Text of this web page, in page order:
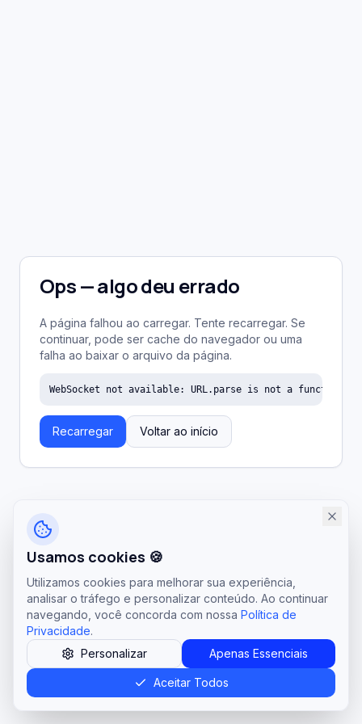
Ops — algo deu errado
A página falhou ao carregar. Tente recarregar. Se
continuar, pode ser cache do navegador ou uma
falha ao baixar o arquivo da página.
WebSocket not available: URL.parse is not a function
Recarregar Voltar ao início
Usamos cookies 🍪
Utilizamos cookies para melhorar sua experiência,
analisar o tráfego e personalizar conteúdo. Ao continuar
navegando, você concorda com nossa Política de
Privacidade.
Personalizar
Apenas Essenciais
Aceitar Todos